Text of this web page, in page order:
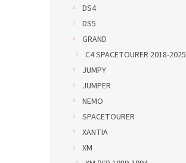
DS4
DS5
GRAND
C4 SPACETOURER 2018-2025
JUMPY
JUMPER
NEMO
SPACETOURER
XANTIA
XM